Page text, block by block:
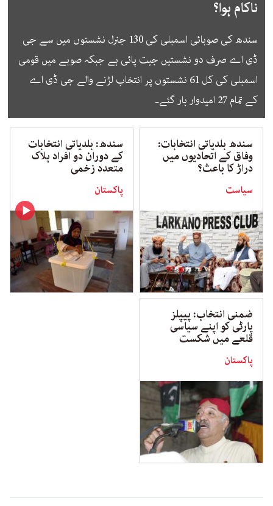
ناکام ہوا؟
سندھ کی صوبائی اسمبلی کی 130 جنرل نشستوں میں سے جی
ڈی اے صرف دو نشستیں جیت پائی ہے جبکہ صوبے میں قومی
اسمبلی کی کل 61 نشستوں پر انتخاب لڑنے والے جی ڈی اے
کے تمام 27 امیدوار ہار گئے۔
سندھ بلدیاتی انتخابات:
وفاق کے اتحادیوں میں
دراڑ کا باعث؟
سیاست
سندھ: بلدیاتی انتخابات
کے دوران دو افراد ہلاک
متعدد زخمی
پاکستان
ضمنی انتخاب: پیپلز
پارٹی کو اپنے سیاسی
قلعے میں شکست
پاکستان